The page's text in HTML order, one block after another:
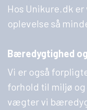
Hos Unikure.dk
oplevelse så
Bæredygtighed
Vi er også
forhold til miljø
vægter vi